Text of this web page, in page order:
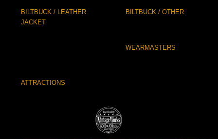
BILTBUCK / LEATHER
JACKET
BILTBUCK / OTHER
WEARMASTERS
ATTRACTIONS